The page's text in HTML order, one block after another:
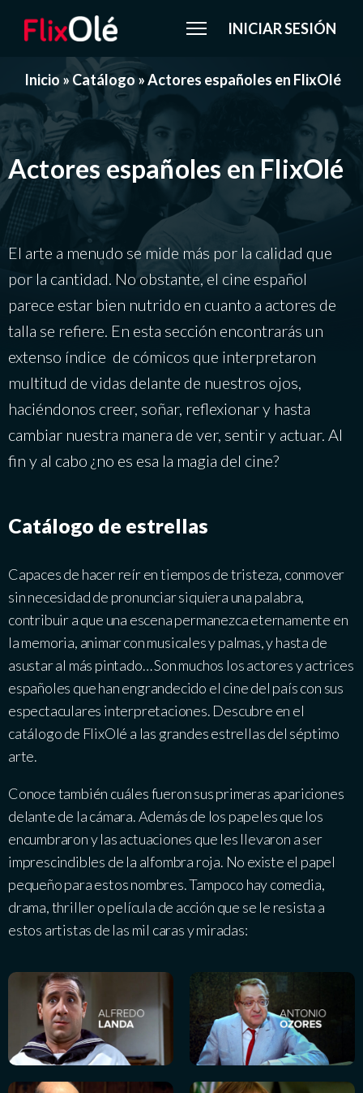
INICIAR SESIÓN
Inicio » Catálogo»Actores españoles en FlixOlé
Actores españoles en FlixOlé
El arte a menudo se mide más por la calidad que
por la cantidad. No obstante, el cine español
parece estar bien nutrido en cuanto a actores de
talla se refiere. En esta sección encontrarás un
extenso índice de cómicos que interpretaron
multitud de vidas delante de nuestros ojos,
haciéndonos creer, soñar, reflexionar y hasta
cambiar nuestra manera de ver, sentir y actuar. Al
fin y al cabo ¿no es esa la magia del cine?
Catálogo de estrellas
Capaces de hacer reír en tiempos de tristeza, conmover
sin necesidad de pronunciar siquiera una palabra,
contribuir a que una escena permanezca eternamente en
la memoria, animar con musicales y palmas, y hasta de
asustar al más pintado… Son muchos los actores y actrices
españoles que han engrandecido el cine del país con sus
espectaculares interpretaciones. Descubre en el
catálogode FlixOlé a las grandes estrellas del séptimo
arte.
Conoce también cuáles fueron sus primeras apariciones
delante de la cámara. Además de los papeles que los
encumbraron y las actuaciones que les llevaron a ser
imprescindibles de la alfombra roja. No existe el papel
pequeño para estos nombres. Tampoco hay comedia,
drama, thriller o película de acción que se le resista a
estos artistas de las mil caras y miradas: